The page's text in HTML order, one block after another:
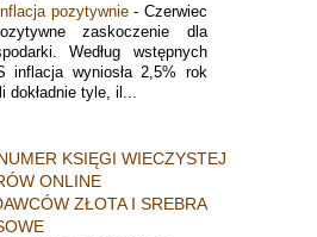
pozytywnie- Czerwiec
zaskoczenie dla
Według wstępnych
inflacja wyniosła 2,5% rok
tyle, il...
KSIĘGI WIECZYSTEJ
ONLINE
ZŁOTA I SREBRA